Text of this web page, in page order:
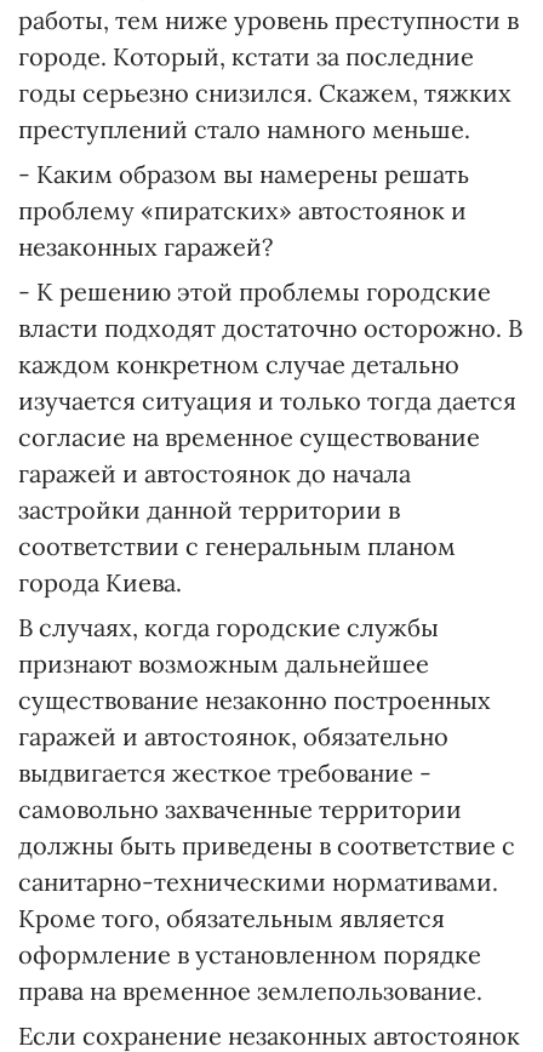
работы, тем ниже уровень преступности в
городе. Который, кстати за последние
годы серьезно снизился. Скажем, тяжких
преступлений стало намного меньше.
- Каким образом вы намерены решать
проблему «пиратских» автостоянок и
незаконных гаражей?
- К решению этой проблемы городские
власти подходят достаточно осторожно. В
каждом конкретном случае детально
изучается ситуация и только тогда дается
согласие на временное существование
гаражей и автостоянок до начала
застройки данной территории в
соответствии с генеральным планом
города Киева.
В случаях, когда городские службы
признают возможным дальнейшее
существование незаконно построенных
гаражей и автостоянок, обязательно
выдвигается жесткое требование -
самовольно захваченные территории
должны быть приведены в соответствие с
санитарно-техническими нормативами.
Кроме того, обязательным является
оформление в установленном порядке
права на временное землепользование.
Если сохранение незаконных автостоянок